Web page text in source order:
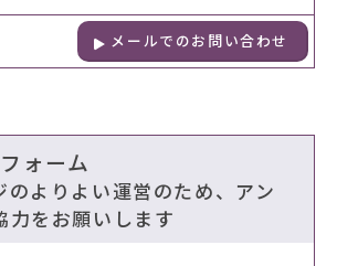
メールでのお問い合わせ
ォーム
のよりよい運営のため、アン
力をお願いします